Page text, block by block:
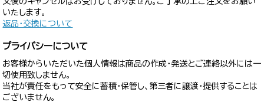
いたします。
返品・交換について
プライバシーについて
お客様からいただいた個人情報は商品の作成・発送とご連絡以外には一
切使用致しません。
当社が責任をもって安全に蓄積・保管し、第三者に譲渡・提供することは
ございません。